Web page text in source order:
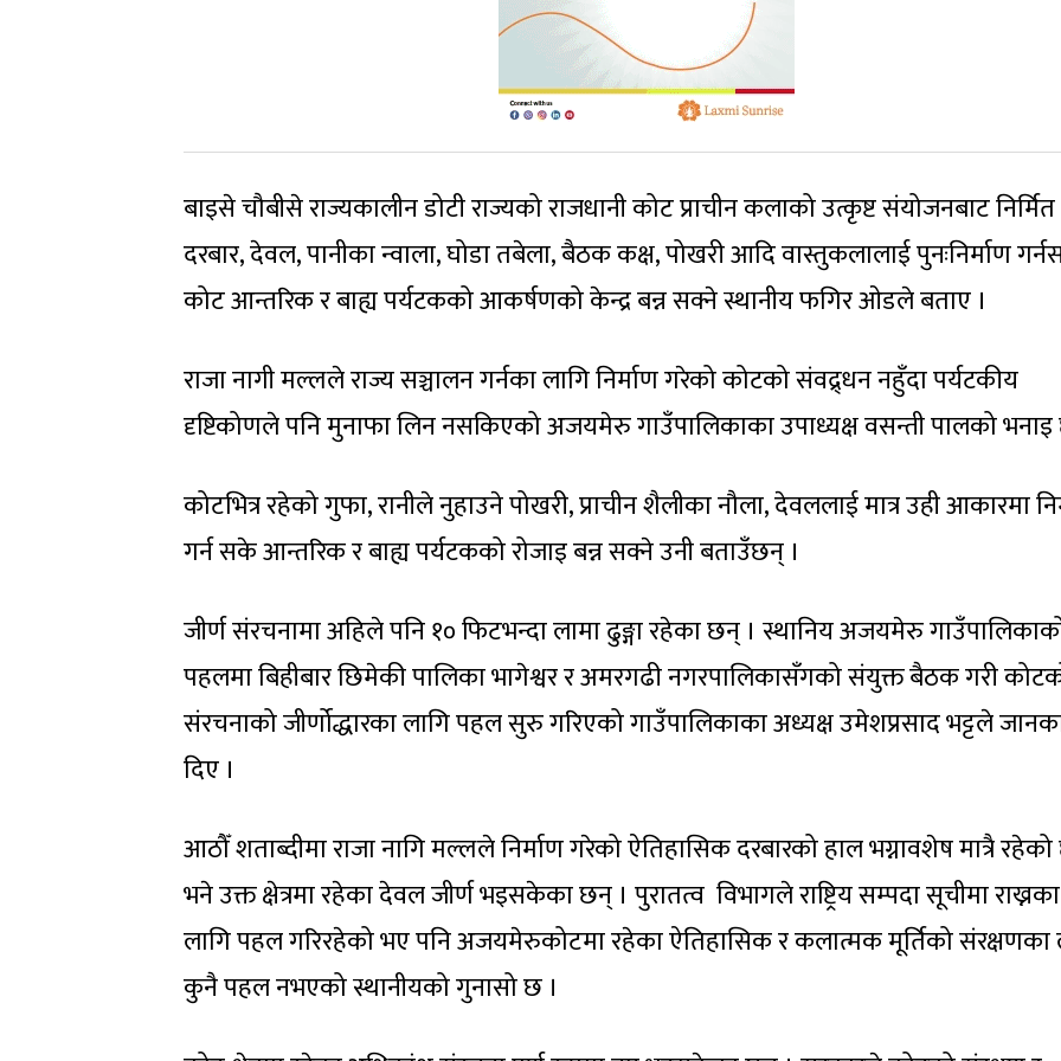
बाइसे चौबीसे राज्यकालीन डोटी राज्यको राजधानी कोट प्राचीन कलाको उत्कृष्ट संयोजनबाट निर्मित
दरबार, देवल, पानीका न्वाला, घोडा तबेला, बैठक कक्ष, पोखरी आदि वास्तुकलालाई पुनःनिर्माण
कोट आन्तरिक र बाह्य पर्यटकको आकर्षणको केन्द्र बन्न सक्ने स्थानीय फगिर ओडले बताए ।
राजा नागी मल्लले राज्य सञ्चालन गर्नका लागि निर्माण गरेको कोटको संवद्र्धन नहुँदा पर्यटकीय
दृष्टिकोणले पनि मुनाफा लिन नसकिएको अजयमेरु गाउँपालिकाका उपाध्यक्ष वसन्ती पालको भनाइ
कोटभित्र रहेको गुफा, रानीले नुहाउने पोखरी, प्राचीन शैलीका नौला, देवललाई मात्र उही आकारमा
गर्न सके आन्तरिक र बाह्य पर्यटकको रोजाइ बन्न सक्ने उनी बताउँछन् ।
जीर्ण संरचनामा अहिले पनि १० फिटभन्दा लामा ढुङ्गा रहेका छन् । स्थानिय अजयमेरु
पहलमा बिहीबार छिमेकी पालिका भागेश्वर र अमरगढी नगरपालिकासँगको संयुक्त बैठक गरी
संरचनाको जीर्णोद्धारका लागि पहल सुरु गरिएको गाउँपालिकाका अध्यक्ष उमेशप्रसाद भट्टले
दिए ।
आठौँ शताब्दीमा राजा नागि मल्लले निर्माण गरेको ऐतिहासिक दरबारको हाल भग्नावशेष मात्रै
भने उक्त क्षेत्रमा रहेका देवल जीर्ण भइसकेका छन् । पुरातत्व विभागले राष्ट्रिय सम्पदा सूचीमा राख्नका
लागि पहल गरिरहेको भए पनि अजयमेरुकोटमा रहेका ऐतिहासिक र कलात्मक मूर्तिको संरक्षणका
कुनै पहल नभएको स्थानीयको गुनासो छ ।